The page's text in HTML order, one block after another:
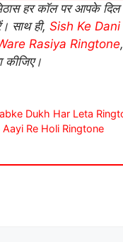
हर कॉल पर आपके
साथ ही, Sish Ke
Rasiya Ringtone,
Dukh Har Leta
Aayi Re Holi Ringtone